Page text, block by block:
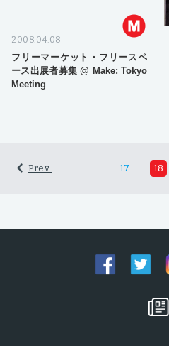
2008.04.08
フリーマーケット・フリースペ
ース出展者募集 @ Make: Tokyo
Meeting
Prev. 17 18